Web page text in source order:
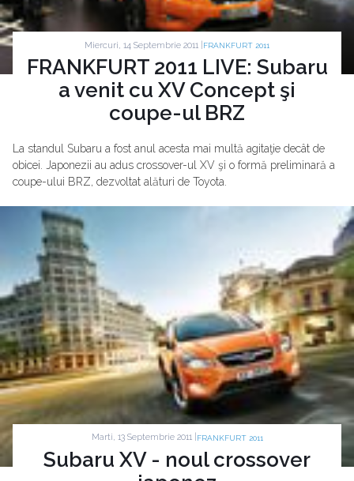
Miercuri, 14 Septembrie 2011 | FRANKFURT 2011
FRANKFURT 2011 LIVE: Subaru
a venit cu XV Concept şi
coupe-ul BRZ
La standul Subaru a fost anul acesta mai multă agitaţie decât de
obicei. Japonezii au adus crossover-ul XV şi o formă preliminară a
coupe-ului BRZ, dezvoltat alături de Toyota.
Marti, 13 Septembrie 2011 | FRANKFURT 2011
Subaru XV - noul crossover